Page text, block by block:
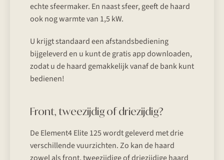
echte sfeermaker. En naast sfeer, geeft de haard
ook nog warmte van 1,5 kW.
U krijgt standaard een afstandsbediening
bijgeleverd en u kunt de gratis app downloaden,
zodat u de haard gemakkelijk vanaf de bank kunt
bedienen!
Front, tweezijdig of driezijdig?
De Element4 Elite 125 wordt geleverd met drie
verschillende vuurzichten. Zo kan de haard
zowel als front, tweezijdige of driezijdige haard